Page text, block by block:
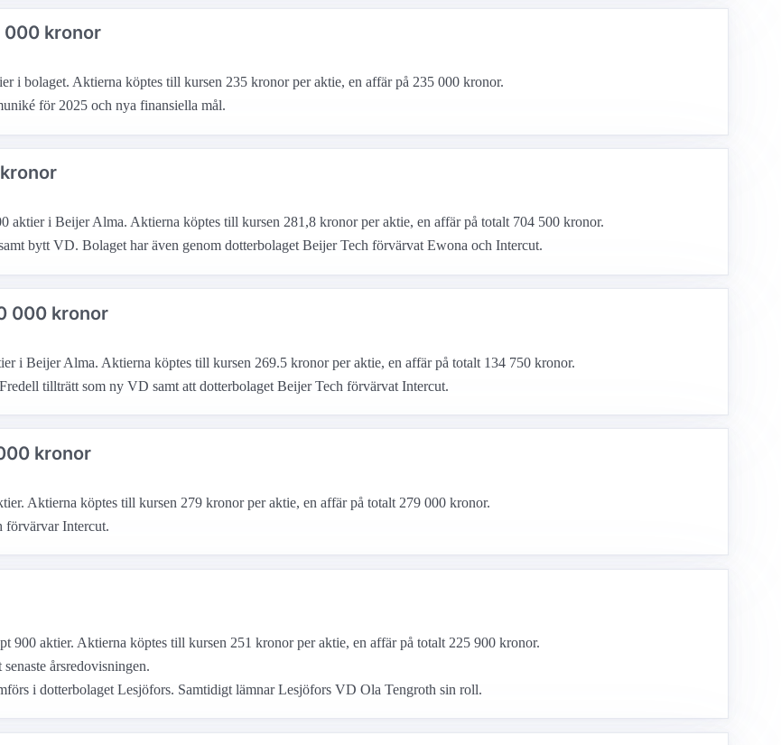
kronor
i bolaget. Aktierna köptes till kursen 235 kronor per aktie, en affär på 235 000 kronor.
för 2025 och nya finansiella mål.
aktier i Beijer Alma. Aktierna köptes till kursen 281,8 kronor per aktie, en affär på totalt 704 500 kronor.
bytt VD. Bolaget har även genom dotterbolaget Beijer Tech förvärvat Ewona och Intercut.
000 kronor
i Beijer Alma. Aktierna köptes till kursen 269.5 kronor per aktie, en affär på totalt 134 750 kronor.
tillträtt som ny VD samt att dotterbolaget Beijer Tech förvärvat Intercut.
kronor
Aktierna köptes till kursen 279 kronor per aktie, en affär på totalt 279 000 kronor.
förvärvar Intercut.
900 aktier. Aktierna köptes till kursen 251 kronor per aktie, en affär på totalt 225 900 kronor.
årsredovisningen.
i dotterbolaget Lesjöfors. Samtidigt lämnar Lesjöfors VD Ola Tengroth sin roll.